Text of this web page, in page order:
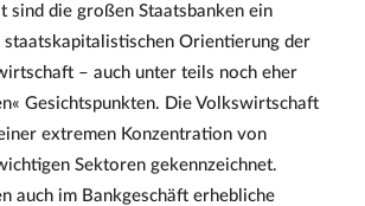
sind die großen Staatsbanken ein
Orientierung der
– auch unter teils noch eher
Gesichtspunkten. Die Volkswirtschaft
extremen Konzentration von
Sektoren gekennzeichnet.
auch im Bankgeschäft erhebliche